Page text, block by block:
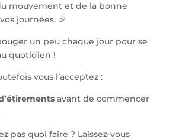
mouvement et de la bonne
journées. 🎉
un peu chaque jour pour se
quotidien !
vous l’acceptez :
avant de commencer
pas quoi faire ? Laissez-vous